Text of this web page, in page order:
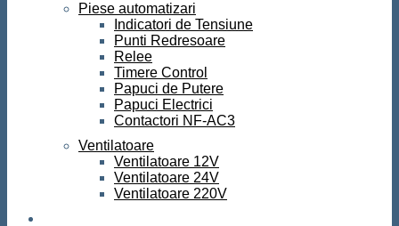
Piese automatizari
Indicatori de Tensiune
Punti Redresoare
Relee
Timere Control
Papuci de Putere
Papuci Electrici
Contactori NF-AC3
Ventilatoare
Ventilatoare 12V
Ventilatoare 24V
Ventilatoare 220V